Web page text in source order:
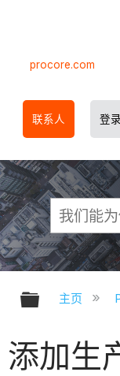
procore.com
联系人 登
扩展/隐
主页
添加生